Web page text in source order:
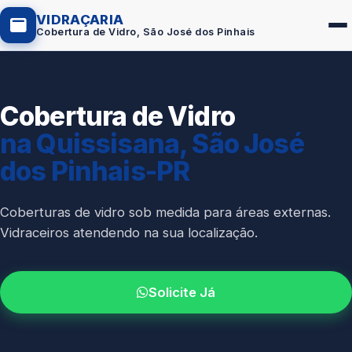
VIDRAÇARIA
Cobertura de Vidro, São José dos Pinhais
Box de Vidro
Portas em Vidro
Guarda-Corpo
Espelho Sob Medida
Fachada de Vidro
Cobertura de Vidro
na Quissisana, São José
dos Pinhais-PR
Coberturas de vidro sob medida para áreas externas.
Vidraceiros atendendo na sua localização.
Solicite Já